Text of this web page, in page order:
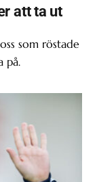
att ta ut
som röstade
på.